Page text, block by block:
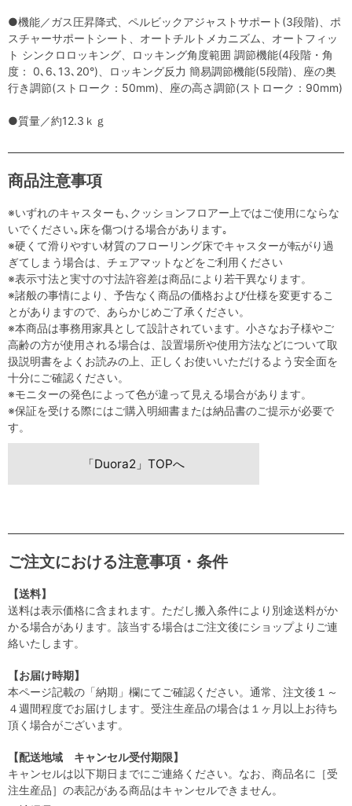
●機能／ガス圧昇降式、ペルビックアジャストサポート(3段階)、ポ
スチャーサポートシート、オートチルトメカニズム、オートフィッ
ト シンクロロッキング、ロッキング角度範囲 調節機能(4段階・角
度： 0､6､13､20°)、ロッキング反力 簡易調節機能(5段階)、座の奥
行き調節(ストローク：50mm)、座の高さ調節(ストローク：90mm)
●質量／約12.3ｋｇ
商品注意事項
※いずれのキャスターも､クッションフロアー上ではご使用にならな
いでください｡床を傷つける場合があります｡
※硬くて滑りやすい材質のフローリング床でキャスターが転がり過
ぎてしまう場合は、チェアマットなどをご利用ください
※表示寸法と実寸の寸法許容差は商品により若干異なります。
※諸般の事情により、予告なく商品の価格および仕様を変更するこ
とがありますので、あらかじめご了承ください。
※本商品は事務用家具として設計されています。小さなお子様やご
高齢の方が使用される場合は、設置場所や使用方法などについて取
扱説明書をよくお読みの上、正しくお使いいただけるよう安全面を
十分にご確認ください。
※モニターの発色によって色が違って見える場合があります。
※保証を受ける際にはご購入明細書または納品書のご提示が必要で
す。
「Duora2」TOPへ
ご注文における注意事項・条件
【送料】
送料は表示価格に含まれます。ただし搬入条件により別途送料がか
かる場合があります。該当する場合はご注文後にショップよりご連
絡いたします。
【お届け時期】
本ページ記載の「納期」欄にてご確認ください。通常、注文後１～
４週間程度でお届けします。受注生産品の場合は１ヶ月以上お待ち
頂く場合がございます。
【配送地域 キャンセル受付期限】
キャンセルは以下期日までにご連絡ください。なお、商品名に［受
注生産品］の表記がある商品はキャンセルできません。